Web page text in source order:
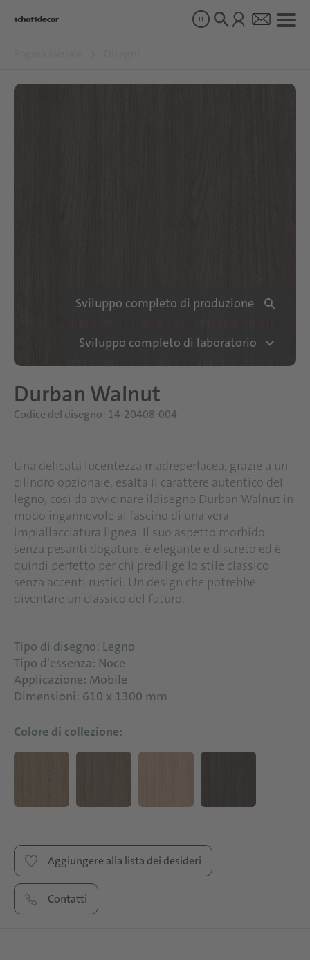
IT
Sviluppo completo di produzione
Sviluppo completo di laboratorio
Durban Walnut
Codice del disegno: 14-20408-004
Una delicata lucentezza madreperlacea, grazie a un
cilindro opzionale, esalta il carattere autentico del
legno, così da avvicinare ildisegno Durban Walnut in
modo ingannevole al fascino di una vera
impiallacciatura lignea. Il suo aspetto morbido,
senza pesanti dogature, è elegante e discreto ed è
quindi perfetto per chi predilige lo stile classico
senza accenti rustici. Un design che potrebbe
diventare un classico del futuro.
Tipo di disegno: Legno
Tipo d'essenza: Noce
Applicazione: Mobile
Dimensioni: 610 x 1300 mm
Colore di collezione:
Aggiungere alla lista dei desideri
Contatti